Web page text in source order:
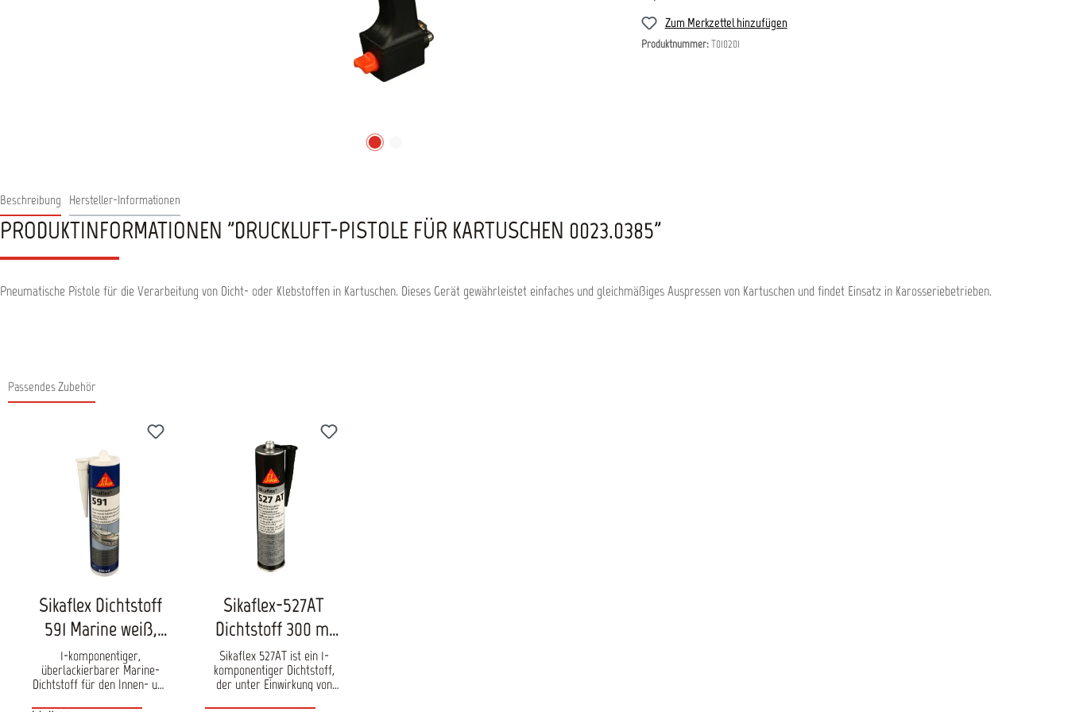
Zum Merkzettel hinzufügen
Produktnummer:T010201
Beschreibung Hersteller-Informationen
PRODUKTINFORMATIONEN "DRUCKLUFT-PISTOLE FÜR KARTUSCHEN 0023.0385"
Pneumatische Pistole für die Verarbeitung von Dicht- oder Klebstoffen in Kartuschen. Dieses Gerät gewährleistet einfaches und gleichmäßiges Auspressen von Kartuschen und findet Einsatz in Karosseriebetrieben.
Passendes Zubehör
Sikaflex Dichtstoff
591 Marine weiß,
Kartusche
1-komponentiger,
überlackierbarer Marine-
Dichtstoff für den Innen- und
Sikaflex-527AT
Dichtstoff 300 ml
Kartusche
Sikaflex 527AT ist ein 1-
komponentiger Dichtstoff,
der unter Einwirkung von